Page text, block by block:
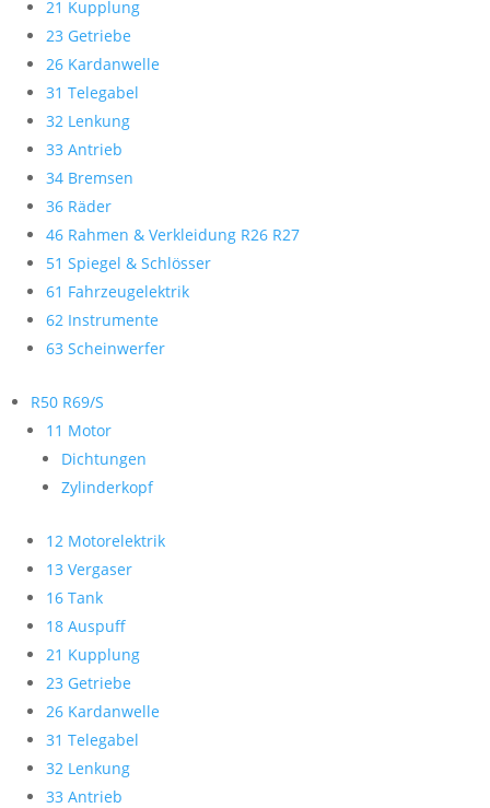
21 Kupplung
23 Getriebe
26 Kardanwelle
31 Telegabel
32 Lenkung
33 Antrieb
34 Bremsen
36 Räder
46 Rahmen & Verkleidung R26 R27
51 Spiegel & Schlösser
61 Fahrzeugelektrik
62 Instrumente
63 Scheinwerfer
R50 R69/S
11 Motor
Dichtungen
Zylinderkopf
12 Motorelektrik
13 Vergaser
16 Tank
18 Auspuff
21 Kupplung
23 Getriebe
26 Kardanwelle
31 Telegabel
32 Lenkung
33 Antrieb